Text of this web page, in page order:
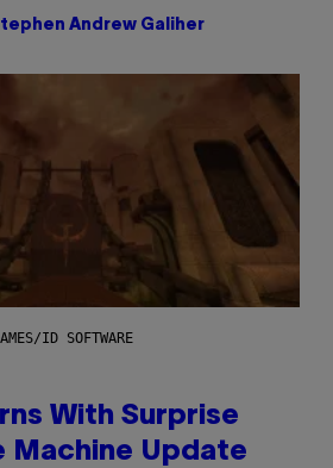
Andrew Galiher
ID SOFTWARE
With Surprise
Machine Update